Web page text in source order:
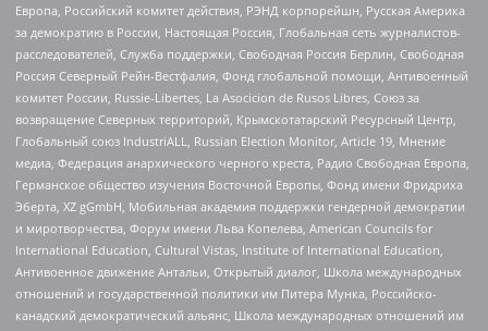
Европа, Российский комитет действия, РЭНД корпорейшн, Русская Америка
за демократию в России, Настоящая Россия, Глобальная сеть журналистов-
расследователей, Служба поддержки, Свободная Россия Берлин, Свободная
Россия Северный Рейн-Вестфалия, Фонд глобальной помощи, Антивоенный
комитет России, Russie-Libertes, La Asocicion de Rusos Libres, Союз за
возвращение Северных территорий, Крымскотатарский Ресурсный Центр,
Глобальный союз IndustriALL, Russian Election Monitor, Article 19, Мнение
медиа, Федерация анархического черного креста, Радио Свободная Европа,
Германское общество изучения Восточной Европы, Фонд имени Фридриха
Эберта, XZ gGmbH, Мобильная академия поддержки гендерной демократии
и миротворчества, Форум имени Льва Копелева, American Councils for
International Education, Cultural Vistas, Institute of International Education,
Антивоенное движение Антальи, Открытый диалог, Школа международных
отношений и государственной политики им Питера Мунка, Российско-
канадский демократический альянс, Школа международных отношений им